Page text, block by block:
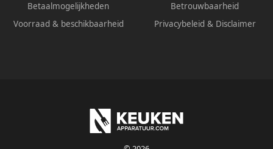
Betaalmogelijkheden
Voorraad & beschikbaarheid
Betrouwbaarheid
Privacybeleid & Disclaimer